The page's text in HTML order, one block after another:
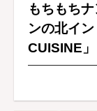
もちもち
ンの北イ
CUISINE」